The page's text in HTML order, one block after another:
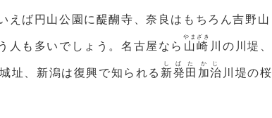
えば円山公園に醍醐寺、奈良はもちろん吉野山
人も多いでしょう。名古屋なら 山崎
やまざき
川の川堤、
城址、新潟は復興で知られる 新発田
しばた
加治
かじ
川堤の桜